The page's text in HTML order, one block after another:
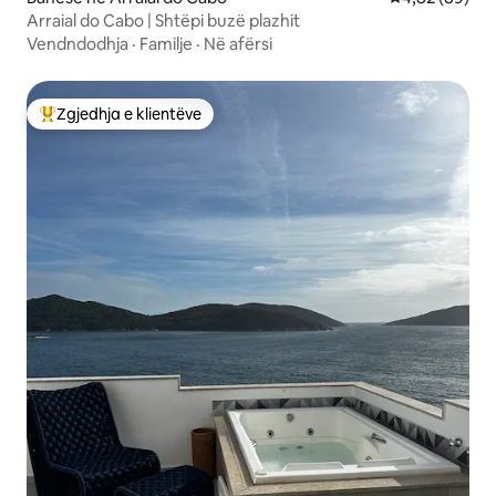
Arraial do Cabo | Shtëpi buzë plazhit
Vendndodhja · Familje · Në afërsi
Më të mirat e zgjedhjeve të klientëve
Zgjedhja e klientëve